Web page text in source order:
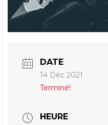
DATE
14 Déc 2021
Terminé!
HEURE